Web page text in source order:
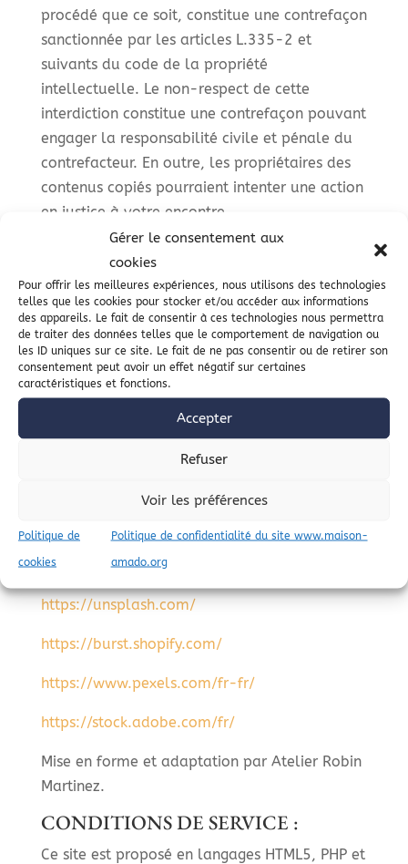
Gérer le consentement aux
cookies
Pour offrir les meilleures expériences, nous utilisons des technologies
telles que les cookies pour stocker et/ou accéder aux informations
des appareils. Le fait de consentir à ces technologies nous permettra
de traiter des données telles que le comportement de navigation ou
les ID uniques sur ce site. Le fait de ne pas consentir ou de retirer son
consentement peut avoir un effet négatif sur certaines
caractéristiques et fonctions.
Accepter
Refuser
Voir les préférences
Politique de
cookies
Politique de confidentialité du site www.maison-
amado.org
procédé que ce soit, constitue une contrefaçon
sanctionnée par les articles L.335-2 et
suivants du code de la propriété
intellectuelle. Le non-respect de cette
interdiction constitue une contrefaçon pouvant
engager la responsabilité civile et pénale du
contrefacteur. En outre, les propriétaires des
contenus copiés pourraient intenter une action
en justice à votre encontre.
propriétaire des « droits des producteurs de
bases de données » visés au Livre III, Titre IV,
du Code de la Propriété Intellectuelle (loi n°
98-536 du 1er juillet 1998) relative aux
droits d’auteur et aux bases de données.
Par ailleurs, la mise en forme de ce site a
nécessité le recours à des sources externes
dont nous avons acquis les droits ou dont les
Crédits photos et illustrations :
https://www.freepik.com/
https://unsplash.com/
https://burst.shopify.com/
https://www.pexels.com/fr-fr/
https://stock.adobe.com/fr/
Mise en forme et adaptation par Atelier Robin
Martinez.
CONDITIONS DE SERVICE :
Ce site est proposé en langages HTML5, PHP et